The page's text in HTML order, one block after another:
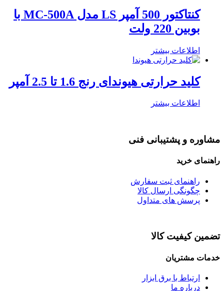
کنتاکتور 500 آمپر LS مدل MC-500A با
بوبین 220 ولت
اطلاعات بیشتر
کلید حرارتی هیوندای رنج 1.6 تا 2.5 آمپر
اطلاعات بیشتر
مشاوره و پشتیبانی فنی
راهنمای خرید
راهنمای ثبت سفارش
چگونگی ارسال کالا
پرسش های متداول
تضمین کیفیت کالا
خدمات مشتریان
ارتباط با برق ابزار
درباره ما